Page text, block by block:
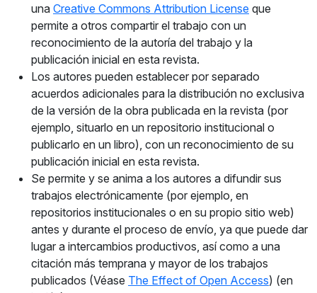
una Creative Commons Attribution License que
permite a otros compartir el trabajo con un
reconocimiento de la autoría del trabajo y la
publicación inicial en esta revista.
Los autores pueden establecer por separado
acuerdos adicionales para la distribución no exclusiva
de la versión de la obra publicada en la revista (por
ejemplo, situarlo en un repositorio institucional o
publicarlo en un libro), con un reconocimiento de su
publicación inicial en esta revista.
Se permite y se anima a los autores a difundir sus
trabajos electrónicamente (por ejemplo, en
repositorios institucionales o en su propio sitio web)
antes y durante el proceso de envío, ya que puede dar
lugar a intercambios productivos, así como a una
citación más temprana y mayor de los trabajos
publicados (Véase The Effect of Open Access) (en